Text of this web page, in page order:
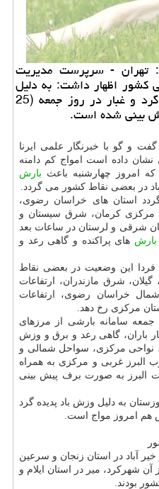
تهران - سرپرست مدیریت
كشور اظهار داشت: به دلیل
وزش باد احتمال بروز پدیده گرد و غبار در روز جمعه (25
بینی شده است.
و گو با خبرنگار علمی ایرنا
داده است امواج كم دامنه
امروز چهارشنبه باعث بارش
در بعضی نقاط كشور می گردد.
استان های خراسان رضوی،
مركزی كرمان، شرق سیستان و
شرقی و لرستان در ساعات بعد
بارش های پراكنده و گاهی رعد و
فردا این وضعیت در بعضی نقاط
شرق مازندران، ارتفاعات
خراسان رضوی، ارتفاعات
مركزی رخ دهد.
جمعه سامانه بارشی از مرزهای
باران، گاهی رعد و برق و وزش
نواحی مركزی، سواحل شمالی و
البرز غربی و مركزی به همراه
البرز به صورت برف پیش بینی
به دلیل وزش باد پدیده گرد
هم امروز مواج است.
آباد در استان زنجان و سرعین
با منفی 5 و پس از آن شهركرد، میر در استان ایلام و